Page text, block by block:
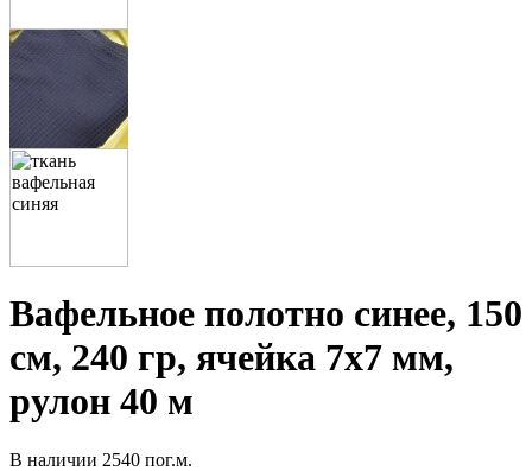
Вафельное полотно синее, 150
см, 240 гр, ячейка 7х7 мм,
рулон 40 м
В наличии 2540 пог.м.